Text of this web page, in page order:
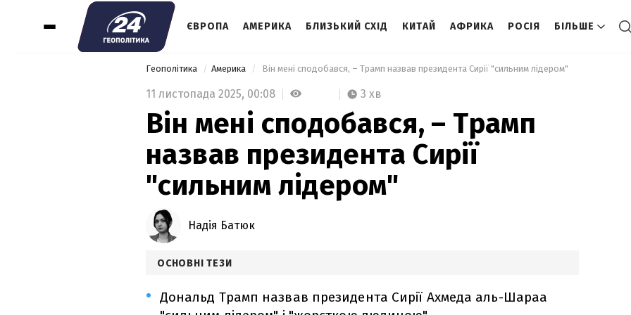
ЄВРОПА АМЕРИКА БЛИЗЬКИЙ СХІД КИТАЙ АФРИКА РОСІЯ БІЛЬШЕ
Геополітика Америка Він мені сподобався, – Трамп назвав президента Сирії "сильним лідером"
11 листопада 2025, 00:08 3 хв
Він мені сподобався, – Трамп
назвав президента Сирії
"сильним лідером"
Надія Батюк
ОСНОВНІ ТЕЗИ
Дональд Трамп назвав президента Сирії Ахмеда аль-Шараа